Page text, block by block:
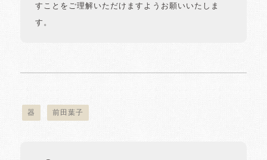
すことをご理解いただけますようお願いいたしま
す。
器 前田葉子